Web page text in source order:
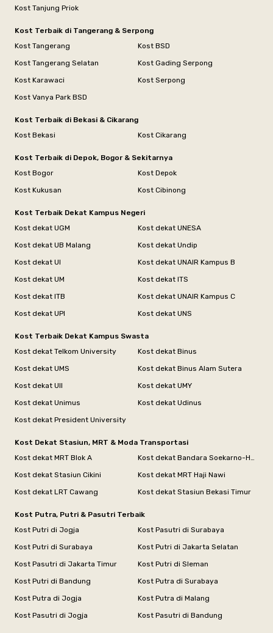
Kost Tanjung Priok
Kost Terbaik di Tangerang & Serpong
Kost Tangerang
Kost BSD
Kost Tangerang Selatan
Kost Gading Serpong
Kost Karawaci
Kost Serpong
Kost Vanya Park BSD
Kost Terbaik di Bekasi & Cikarang
Kost Bekasi
Kost Cikarang
Kost Terbaik di Depok, Bogor & Sekitarnya
Kost Bogor
Kost Depok
Kost Kukusan
Kost Cibinong
Kost Terbaik Dekat Kampus Negeri
Kost dekat UGM
Kost dekat UNESA
Kost dekat UB Malang
Kost dekat Undip
Kost dekat UI
Kost dekat UNAIR Kampus B
Kost dekat UM
Kost dekat ITS
Kost dekat ITB
Kost dekat UNAIR Kampus C
Kost dekat UPI
Kost dekat UNS
Kost Terbaik Dekat Kampus Swasta
Kost dekat Telkom University
Kost dekat Binus
Kost dekat UMS
Kost dekat Binus Alam Sutera
Kost dekat UII
Kost dekat UMY
Kost dekat Unimus
Kost dekat Udinus
Kost dekat President University
Kost Dekat Stasiun, MRT & Moda Transportasi
Kost dekat MRT Blok A
Kost dekat Bandara Soekarno-Hatta
Kost dekat Stasiun Cikini
Kost dekat MRT Haji Nawi
Kost dekat LRT Cawang
Kost dekat Stasiun Bekasi Timur
Kost Putra, Putri & Pasutri Terbaik
Kost Putri di Jogja
Kost Pasutri di Surabaya
Kost Putri di Surabaya
Kost Putri di Jakarta Selatan
Kost Pasutri di Jakarta Timur
Kost Putri di Sleman
Kost Putri di Bandung
Kost Putra di Surabaya
Kost Putra di Jogja
Kost Putra di Malang
Kost Pasutri di Jogja
Kost Pasutri di Bandung